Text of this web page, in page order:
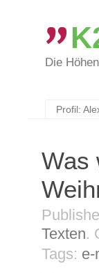
Die
Profil:
Was
Texten.
Tags: e-